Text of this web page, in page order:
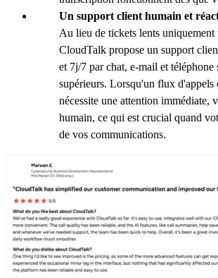
Un support client humain et
Au lieu de tickets lents uniquement
CloudTalk propose un support
et 7j/7 par chat, e-mail et téléphone
supérieurs. Lorsqu'un flux d'appels
nécessite une attention immédiate,
humain, ce qui est crucial quand
de vos communications.